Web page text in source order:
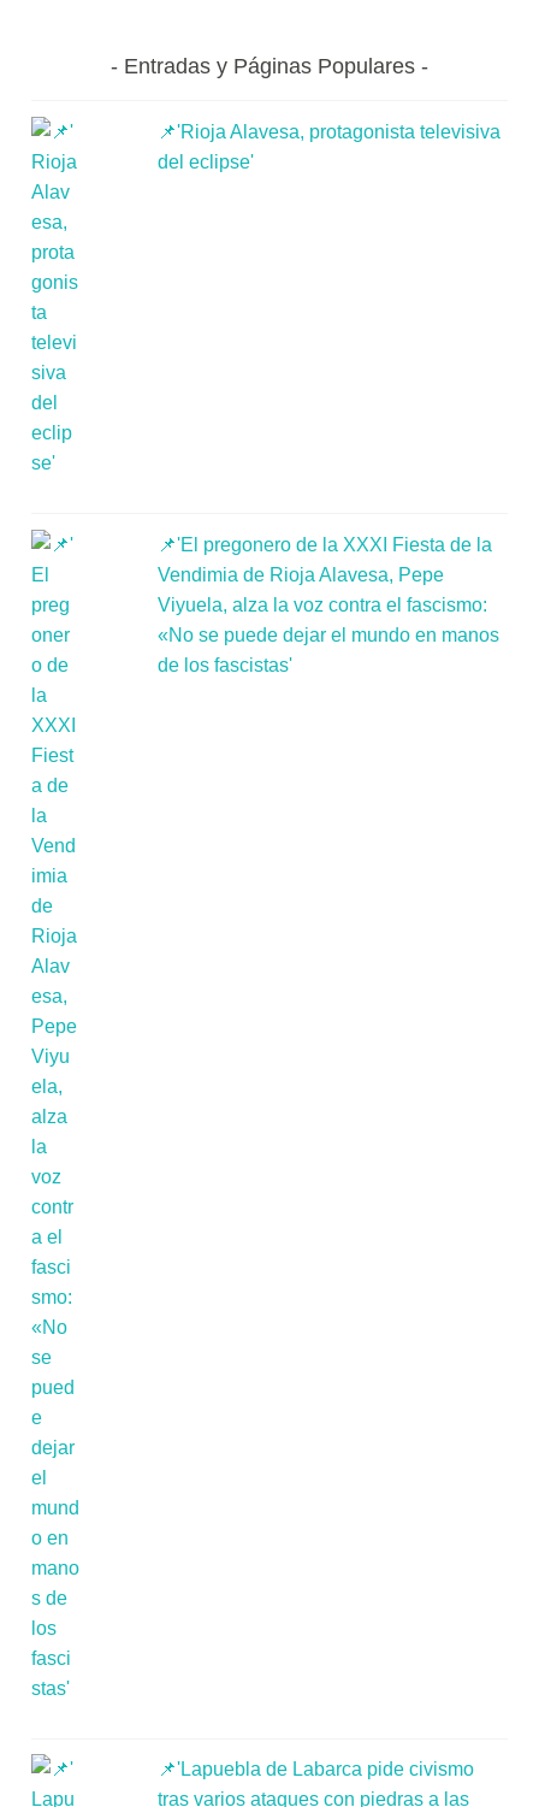
Entradas y Páginas Populares
📌'Rioja Alavesa, protagonista televisiva
del eclipse'
📌'El pregonero de la XXXI Fiesta de la
Vendimia de Rioja Alavesa, Pepe
Viyuela, alza la voz contra el fascismo:
«No se puede dejar el mundo en manos
de los fascistas'
📌'Lapuebla de Labarca pide civismo
tras varios ataques con piedras a las